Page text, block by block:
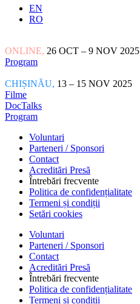
EN
RO
ONLINE, 26 OCT – 9 NOV 2025
Program
CHIȘINĂU, 13 – 15 NOV 2025
Filme
DocTalks
Program
Voluntari
Parteneri / Sponsori
Contact
Acreditări Presă
Întrebări frecvente
Politica de confidențialitate
Termeni și condiții
Setări cookies
Voluntari
Parteneri / Sponsori
Contact
Acreditări Presă
Întrebări frecvente
Politica de confidențialitate
Termeni și condiții